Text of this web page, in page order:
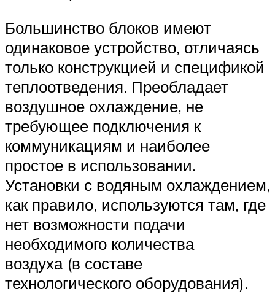
Большинство блоков имеют
одинаковое устройство, отличаясь
только конструкцией и спецификой
теплоотведения. Преобладает
воздушное охлаждение, не
требующее подключения к
коммуникациям и наиболее
простое в использовании.
Установки с водяным охлаждением,
как правило, используются там, где
нет возможности подачи
необходимого количества
воздуха (в составе
технологического оборудования).